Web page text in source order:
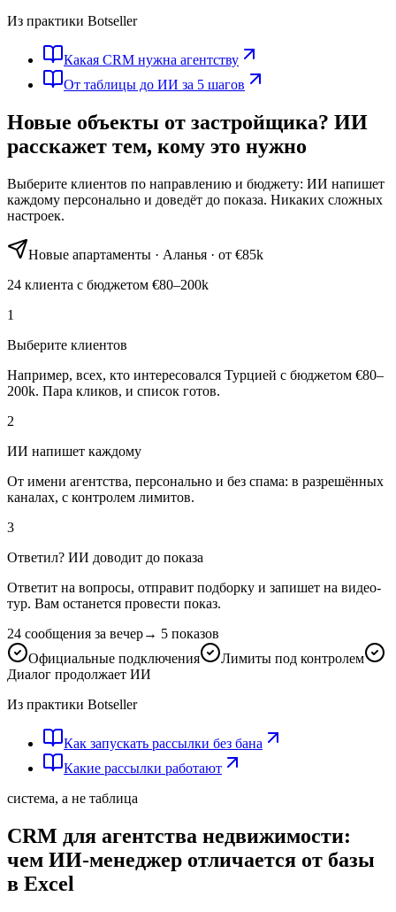
Из практики Botseller
Какая CRM нужна агентству
От таблицы до ИИ за 5 шагов
Новые объекты от застройщика? ИИ
расскажет тем, кому это нужно
Выберите клиентов по направлению и бюджету: ИИ напишет
каждому персонально и доведёт до показа. Никаких сложных
настроек.
Новые апартаменты · Аланья · от €85k
24 клиента с бюджетом €80–200k
1
Выберите клиентов
Например, всех, кто интересовался Турцией с бюджетом €80–
200k. Пара кликов, и список готов.
2
ИИ напишет каждому
От имени агентства, персонально и без спама: в разрешённых
каналах, с контролем лимитов.
3
Ответил? ИИ доводит до показа
Ответит на вопросы, отправит подборку и запишет на видео-
тур. Вам останется провести показ.
24 сообщения за вечер→ 5 показов
Официальные подключения
Лимиты под контролем
Диалог продолжает ИИ
Из практики Botseller
Как запускать рассылки без бана
Какие рассылки работают
система, а не таблица
CRM для агентства недвижимости:
чем ИИ-менеджер отличается от базы
в Excel